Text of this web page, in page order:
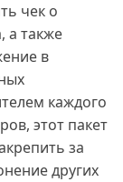
чек о
а также
в
каждого
этот пакет
за
других